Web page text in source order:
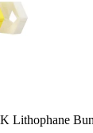
Lithophane